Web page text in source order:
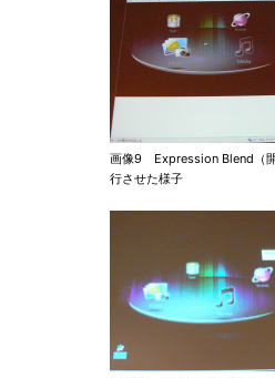
画像9 Expression Blend（
行させた様子